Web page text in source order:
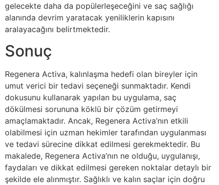
gelecekte daha da popülerleşeceğini ve saç sağlığı
alanında devrim yaratacak yeniliklerin kapısını
aralayacağını belirtmektedir.
Sonuç
Regenera Activa, kalınlaşma hedefi olan bireyler için
umut verici bir tedavi seçeneği sunmaktadır. Kendi
dokusunu kullanarak yapılan bu uygulama, saç
dökülmesi sorununa köklü bir çözüm getirmeyi
amaçlamaktadır. Ancak, Regenera Activa’nın etkili
olabilmesi için uzman hekimler tarafından uygulanması
ve tedavi sürecine dikkat edilmesi gerekmektedir. Bu
makalede, Regenera Activa’nın ne olduğu, uygulanışı,
faydaları ve dikkat edilmesi gereken noktalar detaylı bir
şekilde ele alınmıştır. Sağlıklı ve kalın saçlar için doğru